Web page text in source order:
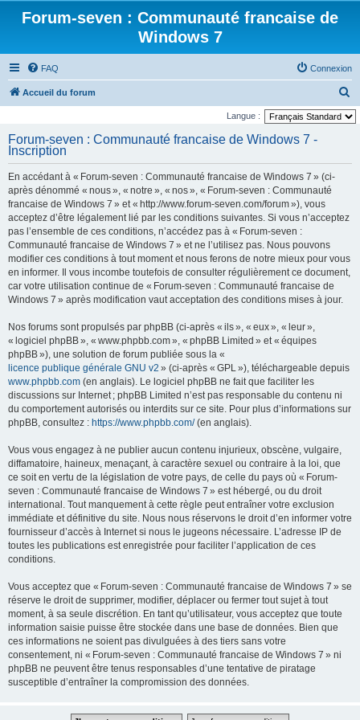
Forum-seven : Communauté francaise de
Windows 7
FAQ Connexion
Accueil du forum
e
Langue :
Forum-seven : Communauté francaise de Windows 7 -
Inscription
En accédant à « Forum-seven : Communauté francaise de Windows 7 » (ci-
après dénommé « nous », « notre », « nos », « Forum-seven : Communauté
francaise de Windows 7 » et « http://www.forum-seven.com/forum »), vous
acceptez d’être légalement lié par les conditions suivantes. Si vous n’acceptez
pas l’ensemble de ces conditions, n’accédez pas à « Forum-seven :
Communauté francaise de Windows 7 » et ne l’utilisez pas. Nous pouvons
modifier ces conditions à tout moment et nous ferons de notre mieux pour vous
en informer. Il vous incombe toutefois de consulter régulièrement ce document,
car votre utilisation continue de « Forum-seven : Communauté francaise de
Windows 7 » après modification vaut acceptation des conditions mises à jour.
Nos forums sont propulsés par phpBB (ci-après « ils », « eux », « leur »,
« logiciel phpBB », « www.phpbb.com », « phpBB Limited » et « équipes
phpBB »), une solution de forum publiée sous la «
licence publique générale GNU v2 » (ci-après « GPL »), téléchargeable depuis
www.phpbb.com (en anglais). Le logiciel phpBB ne fait que faciliter les
discussions sur Internet ; phpBB Limited n’est pas responsable du contenu ni
du comportement autorisés ou interdits sur ce site. Pour plus d’informations sur
phpBB, consultez : https://www.phpbb.com/(en anglais).
Vous vous engagez à ne publier aucun contenu injurieux, obscène, vulgaire,
diffamatoire, haineux, menaçant, à caractère sexuel ou contraire à la loi, que
ce soit en vertu de la législation de votre pays, de celle du pays où « Forum-
seven : Communauté francaise de Windows 7 » est hébergé, ou du droit
international. Tout manquement à cette règle peut entraîner votre exclusion
immédiate et définitive du site. Nous nous réservons le droit d’en informer votre
fournisseur d’accès à Internet si nous le jugeons nécessaire. L’adresse IP de
toutes les publications est enregistrée pour faciliter l’application de ces
conditions.
Vous acceptez que « Forum-seven : Communauté francaise de Windows 7 » se
réserve le droit de supprimer, modifier, déplacer ou fermer tout sujet à tout
moment, à sa seule discrétion. En tant qu’utilisateur, vous acceptez que toute
information saisie puisse être stockée dans une base de données. Bien que
ces informations ne soient pas divulguées à des tiers sans votre
consentement, ni « Forum-seven : Communauté francaise de Windows 7 » ni
phpBB ne peuvent être tenus responsables d’une tentative de piratage
susceptible d’entraîner la compromission des données.